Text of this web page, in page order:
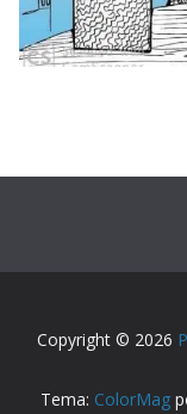
Copyright © 2026
Tema: ColorMag